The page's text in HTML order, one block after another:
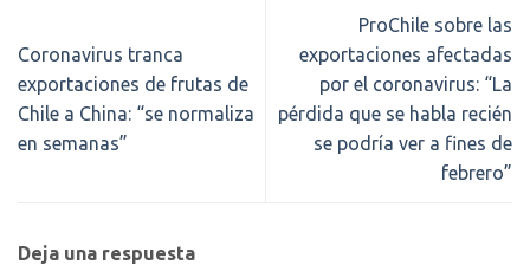
Coronavirus tranca
exportaciones de frutas de
Chile a China: “se normaliza
en semanas”
ProChile sobre las
exportaciones afectadas
por el coronavirus: “La
pérdida que se habla recién
se podría ver a fines de
febrero”
Deja una respuesta